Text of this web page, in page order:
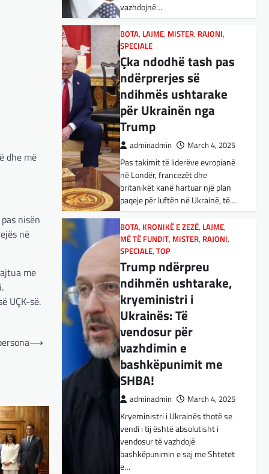
dhe më
nisën
në
me
UÇK-së.
⟶
vazhdojnë…
BOTA, LAJME, MISTER, RAJONI,
SPECIALE
Çka ndodhë tash pas
ndërprerjes së
ndihmës ushtarake
për Ukrainën nga
Trump
adminadmin March 4, 2025
Pas takimit të liderëve evropianë
në Londër, francezët dhe
britanikët kanë hartuar një plan
paqeje për luftën në Ukrainë, të…
BOTA, KRONIKË E ZEZË, LAJME,
MË TË FUNDIT, MISTER, RAJONI,
SPECIALE,TOP
Trump ndërpreu
ndihmën ushtarake,
kryeministri i
Ukrainës: Të
vendosur për
vazhdimin e
bashkëpunimit me
SHBA!
adminadmin March 4, 2025
Kryeministri i Ukrainës thotë se
vendi i tij është absolutisht i
vendosur të vazhdojë
bashkëpunimin e saj me Shtetet
e…
Nga Preç Zogaj Me rikthimin e
Presidenti Tramp po e trondit
status-quonë ndërkombëtare të
miqësive,…
FUN,KULTURË ,LAJME,MISTER,
OPINIONE,SPECIALE
Kuvendi i Lezhës dhe
konteksti aktual
gjeopolitik i
shqiptarëve
adminadmin March 3, 2025
Kuvendi i Lezhës i vitit 1444
është një ngjarje historike që
edhe sot prodhon mesazhe
rëndësishme për kombin
shqiptar. Ky…
BOTA,KULTURË,LAJME,
MË TË FUNDIT OPINIONE ,RAJONI
SPECIALE,TOP
E megjithatë
Amerika është
opsioni më i mirë për
shqiptarët
adminadmin
Nga Dritan Hila Vështirë se
ndonjë shqiptar që ndjek sadopak
politikën e jashtme, pas takimit
Trump-Zhelenski, nuk ka
menduar: Po…